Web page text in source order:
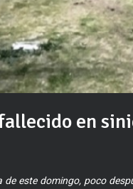
en
de este domingo, poco